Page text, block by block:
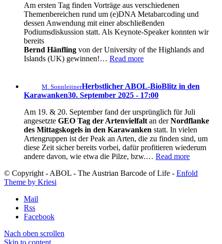
Am ersten Tag finden Vorträge aus verschiedenen
Themenbereichen rund um (e)DNA Metabarcoding und
dessen Anwendung mit einer abschließenden
Podiumsdiskussion statt. Als Keynote-Speaker konnten wir
bereits
Bernd Hänfling von der University of the Highlands and
Islands (UK) gewinnen!… Read more
M. SonnleitnerHerbstlicher ABOL-BioBlitz in den
Karawanken30. September 2025 - 17:00
Am 19. & 20. September fand der ursprünglich für Juli
angesetzte GEO Tag der Artenvielfalt an derNordflanke
des Mittagskogels in den Karawanken statt. In vielen
Artengruppen ist der Peak an Arten, die zu finden sind, um
diese Zeit sicher bereits vorbei, dafür profitieren wiederum
andere davon, wie etwa die Pilze, bzw.… Read more
© Copyright - ABOL - The Austrian Barcode of Life - Enfold
Theme by Kriesi
Mail
Rss
Facebook
Nach oben scrollen
Skip to content